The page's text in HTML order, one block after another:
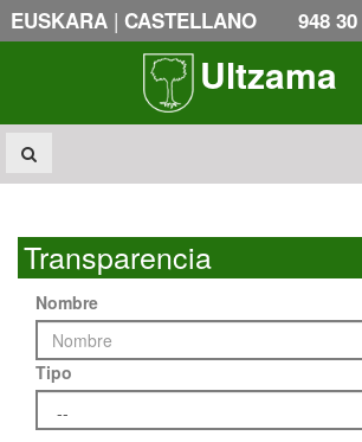
EUSKARA | CASTELLANO 948
Ultzama
Transparencia
Nombre
Tipo